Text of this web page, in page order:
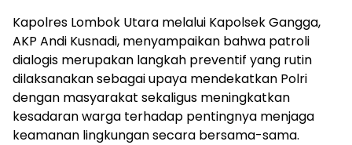
Kapolres Lombok Utara melalui Kapolsek Gangga,
AKP Andi Kusnadi, menyampaikan bahwa patroli
dialogis merupakan langkah preventif yang rutin
dilaksanakan sebagai upaya mendekatkan Polri
dengan masyarakat sekaligus meningkatkan
kesadaran warga terhadap pentingnya menjaga
keamanan lingkungan secara bersama-sama.